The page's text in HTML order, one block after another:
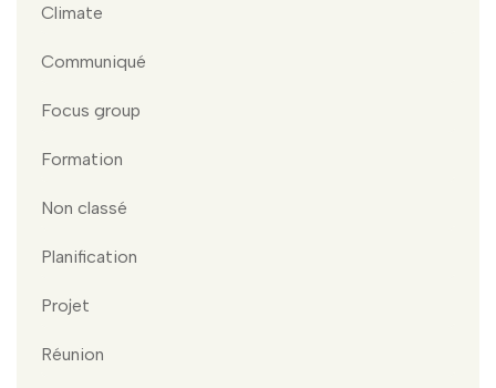
Climate
Communiqué
Focus group
Formation
Non classé
Planification
Projet
Réunion